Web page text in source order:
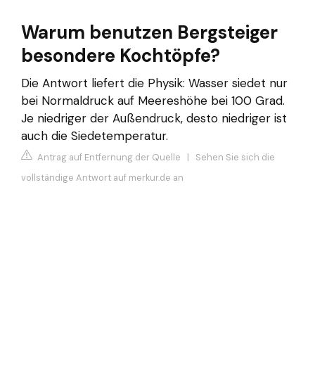
Warum benutzen Bergsteiger
besondere Kochtöpfe?
Die Antwort liefert die Physik: Wasser siedet nur
bei Normaldruck auf Meereshöhe bei 100 Grad.
Je niedriger der Außendruck, desto niedriger ist
auch die Siedetemperatur.
Antrag auf Entfernung der Quelle | Sehen Sie sich die
vollständige Antwort auf merkur.de an